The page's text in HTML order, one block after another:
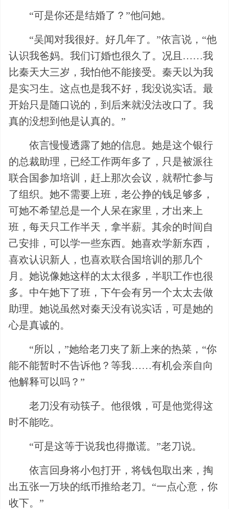
“可是你还是结婚了？”他问她。
“吴闻对我很好。好几年了。”依言说，“他
认识我爸妈。我们订婚也很久了。况且……我
比秦天大三岁，我怕他不能接受。秦天以为我
是实习生。这点也是我不好，我没说实话。最
开始只是随口说的，到后来就没法改口了。我
真的没想到他是认真的。”
依言慢慢透露了她的信息。她是这个银行
的总裁助理，已经工作两年多了，只是被派往
联合国参加培训，赶上那次会议，就帮忙参与
了组织。她不需要上班，老公挣的钱足够多，
可她不希望总是一个人呆在家里，才出来上
班，每天只工作半天，拿半薪。其余的时间自
己安排，可以学一些东西。她喜欢学新东西，
喜欢认识新人，也喜欢联合国培训的那几个
月。她说像她这样的太太很多，半职工作也很
多。中午她下了班，下午会有另一个太太去做
助理。她说虽然对秦天没有说实话，可是她的
心是真诚的。
“所以，”她给老刀夹了新上来的热菜，“你
能不能暂时不告诉他？等我……有机会亲自向
他解释可以吗？”
老刀没有动筷子。他很饿，可是他觉得这
时不能吃。
“可是这等于说我也得撒谎。”老刀说。
依言回身将小包打开，将钱包取出来，掏
出五张一万块的纸币推给老刀。“一点心意，你
收下。”